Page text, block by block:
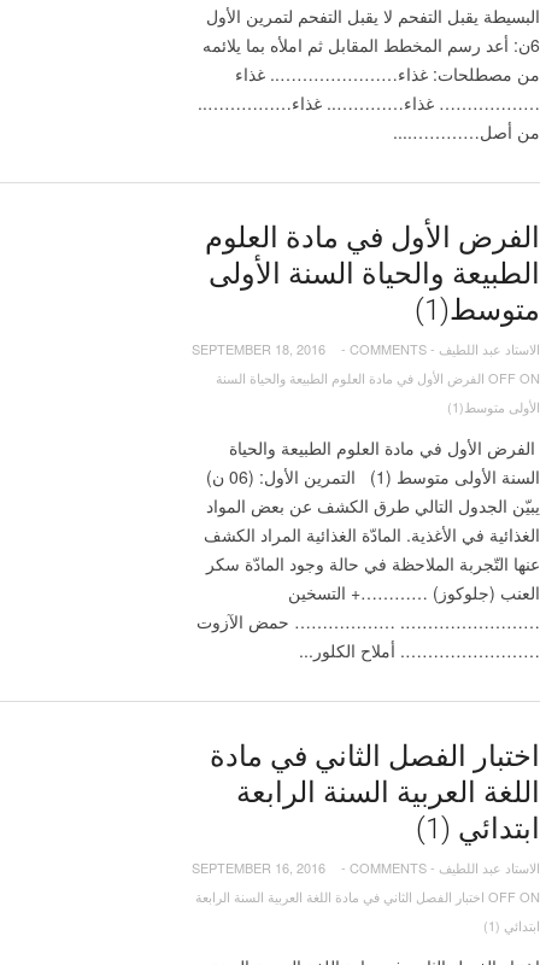
البسيطة يقبل التفحم لا يقبل التفحم لتمرين الأول
6ن: أعد رسم المخطط المقابل ثم املأه بما يلائمه
من مصطلحات: غذاء………………….. غذاء
……………… غذاء………….. غذاء……………..
من أصل…………....
الفرض الأول في مادة العلوم
الطبيعة والحياة السنة الأولى
متوسط(1)
الاستاد عبد اللطيف -
SEPTEMBER 18, 2016 - COMMENTS
OFF ON الفرض الأول في مادة العلوم الطبيعة والحياة السنة
الأولى متوسط(1)
الفرض الأول في مادة العلوم الطبيعة والحياة
السنة الأولى متوسط (1) التمرين الأول: (06 ن)
يبيّن الجدول التالي طرق الكشف عن بعض المواد
الغذائية في الأغذية. المادّة الغذائية المراد الكشف
عنها التّجربة الملاحظة في حالة وجود المادّة سكر
العنب (جلوكوز) …………+ التسخين
……………………. ……………… حمض الآزوت
……………………. أملاح الكلور...
اختبار الفصل الثاني في مادة
اللغة العربية السنة الرابعة
ابتدائي (1)
الاستاد عبد اللطيف -
SEPTEMBER 16, 2016 - COMMENTS
OFF ON اختبار الفصل الثاني في مادة اللغة العربية السنة الرابعة
ابتدائي (1)